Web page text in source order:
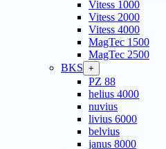
Vitess 1000
Vitess 2000
Vitess 4000
MagTec 1500
MagTec 2500
BKS +
PZ 88
helius 4000
nuvius
livius 6000
belvius
janus 8000